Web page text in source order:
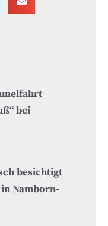
bei
besichtigt
Namborn-